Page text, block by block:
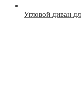
Угловой диван